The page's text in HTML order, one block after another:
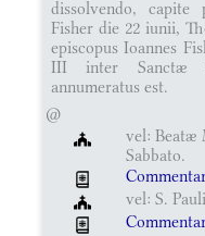
dissolvendo, capite
Fisher die 22 iunii,
episcopus Ioannes
III inter Sanctæ
annumeratus est.
@
vel: Beatæ
Sabbato.
vel: S.